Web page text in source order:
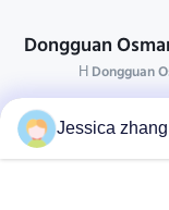
Dongguan
Η Dongguan
28 δεύτερος ο
DongGuan,
Jessica zhang